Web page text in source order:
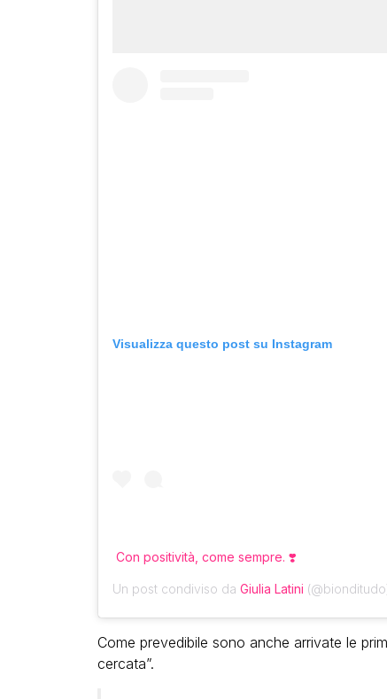
Visualizza questo post su Instagram
Con positività, come sempre. ❣️
Un post condiviso da Giulia Latini
Come prevedibile sono anche arrivate le
cercata”.